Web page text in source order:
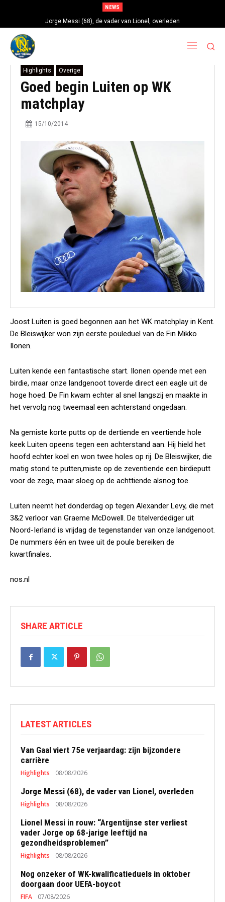
NEWS
Jorge Messi (68), de vader van Lionel, overleden
Highlights Overige
Goed begin Luiten op WK
matchplay
15/10/2014
Joost Luiten is goed begonnen aan het WK matchplay in Kent.
De Bleiswijker won zijn eerste pouleduel van de Fin Mikko
Ilonen.
Luiten kende een fantastische start. Ilonen opende met een
birdie, maar onze landgenoot toverde direct een eagle uit de
hoge hoed. De Fin kwam echter al snel langszij en maakte in
het vervolg nog tweemaal een achterstand ongedaan.
Na gemiste korte putts op de dertiende en veertiende hole
keek Luiten opeens tegen een achterstand aan. Hij hield het
hoofd echter koel en won twee holes op rij. De Bleiswijker, die
matig stond te putten,miste op de zeventiende een birdieputt
voor de zege, maar sloeg op de achttiende alsnog toe.
Luiten neemt het donderdag op tegen Alexander Levy, die met
3&2 verloor van Graeme McDowell. De titelverdediger uit
Noord-Ierland is vrijdag de tegenstander van onze landgenoot.
De nummers één en twee uit de poule bereiken de
kwartfinales.
nos.nl
SHARE ARTICLE
LATEST ARTICLES
Van Gaal viert 75e verjaardag: zijn bijzondere
carrière
Highlights 08/08/2026
Jorge Messi (68), de vader van Lionel, overleden
Highlights 08/08/2026
Lionel Messi in rouw: “Argentijnse ster verliest
vader Jorge op 68-jarige leeftijd na
gezondheidsproblemen”
Highlights 08/08/2026
Nog onzeker of WK-kwalificatieduels in oktober
doorgaan door UEFA-boycot
FIFA 07/08/2026